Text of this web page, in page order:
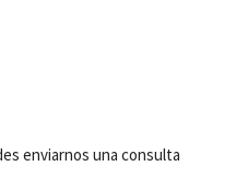
enviarnos una consulta